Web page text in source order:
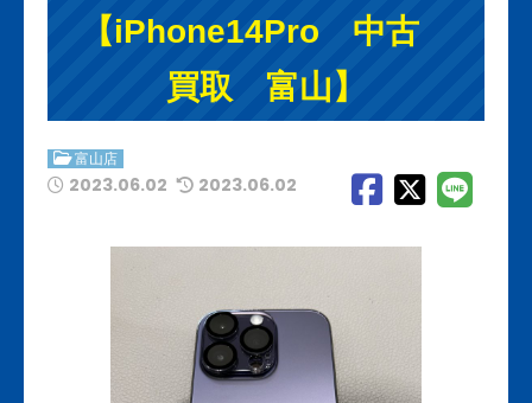
【iPhone14Pro 中古
買取 富山】
富山店
2023.06.02 2023.06.02